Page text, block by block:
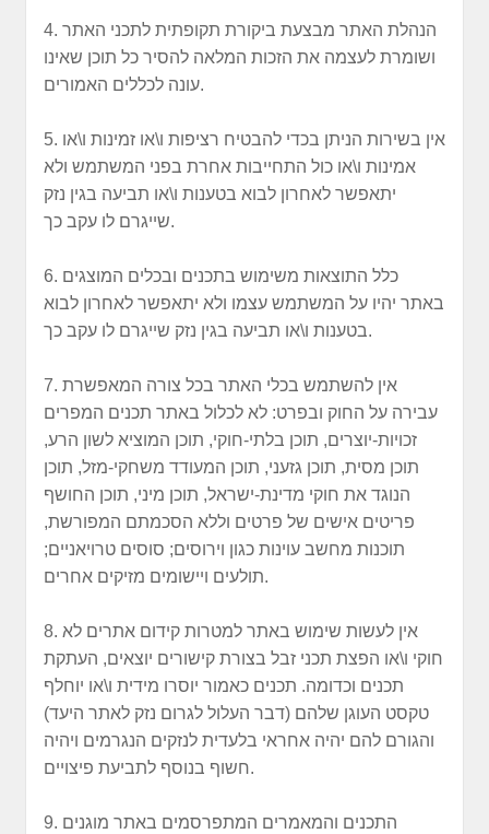
4. הנהלת האתר מבצעת ביקורת תקופתית לתכני האתר
ושומרת לעצמה את הזכות המלאה להסיר כל תוכן שאינו
עונה לכללים האמורים.
5. אין בשירות הניתן בכדי להבטיח רציפות ו\או זמינות ו\או
אמינות ו\או כול התחייבות אחרת בפני המשתמש ולא
יתאפשר לאחרון לבוא בטענות ו\או תביעה בגין נזק
שייגרם לו עקב כך.
6. כלל התוצאות משימוש בתכנים ובכלים המוצגים
באתר יהיו על המשתמש עצמו ולא יתאפשר לאחרון לבוא
בטענות ו\או תביעה בגין נזק שייגרם לו עקב כך.
7. אין להשתמש בכלי האתר בכל צורה המאפשרת
עבירה על החוק ובפרט: לא לכלול באתר תכנים המפרים
זכויות-יוצרים, תוכן בלתי-חוקי, תוכן המוציא לשון הרע,
תוכן מסית, תוכן גזעני, תוכן המעודד משחקי-מזל, תוכן
הנוגד את חוקי מדינת-ישראל, תוכן מיני, תוכן החושף
פריטים אישים של פרטים וללא הסכמתם המפורשת,
תוכנות מחשב עוינות כגון וירוסים; סוסים טרויאניים;
תולעים ויישומים מזיקים אחרים.
8. אין לעשות שימוש באתר למטרות קידום אתרים לא
חוקי ו\או הפצת תכני זבל בצורת קישורים יוצאים, העתקת
תכנים וכדומה. תכנים כאמור יוסרו מידית ו\או יוחלף
טקסט העוגן שלהם (דבר העלול לגרום נזק לאתר היעד)
והגורם להם יהיה אחראי בלעדית לנזקים הנגרמים ויהיה
חשוף בנוסף לתביעת פיצויים.
9. התכנים והמאמרים המתפרסמים באתר מוגנים